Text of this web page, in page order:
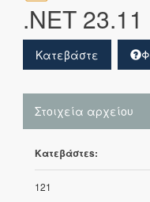
.NET 23.11
Κατεβάστε
Στοιχεία αρχείου
Κατεβάστεs:
121